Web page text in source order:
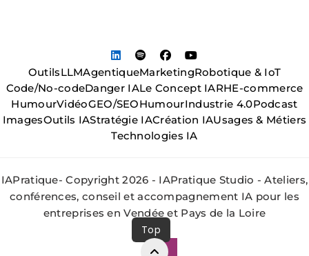
OutilsLLMAgentiqueMarketingRobotique & IoT
Code/No-codeDanger IALe Concept IARHE-commerce
HumourVidéoGEO/SEOHumourIndustrie 4.0Podcast
ImagesOutils IAStratégie IACréation IAUsages & Métiers
Technologies IA
IAPratique- Copyright 2026 - IAPratique Studio - Ateliers,
conférences, conseil et accompagnement IA pour les
entreprises en Vendée et Pays de la Loire
Top